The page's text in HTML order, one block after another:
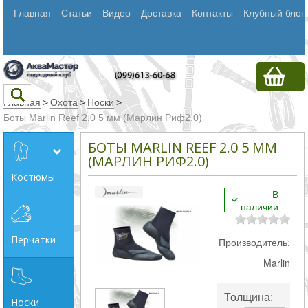
Главная Статьи Видео Доставка Контакты Клубный блог
Текст
Любое из
Все
слова
Главная >Охота > Носки >
Боты Marlin Reef 2.0 5 мм (Марлин Риф2.0)
Костюмы
Перчатки
Носки
БОТЫ MARLIN REEF 2.0 5 ММ
(МАРЛИН РИФ2.0)
В
наличии
Производитель:
Marlin
Толщина: